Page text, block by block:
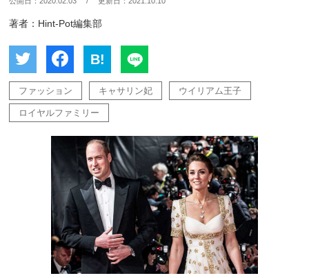
著者：Hint-Pot編集部
B!
ファッション キャサリン妃 ウイリアム王子
ロイヤルファミリー